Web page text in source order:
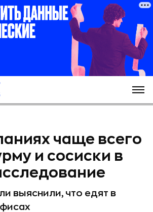
чаще всего
и сосиски в
выяснили, что едят в